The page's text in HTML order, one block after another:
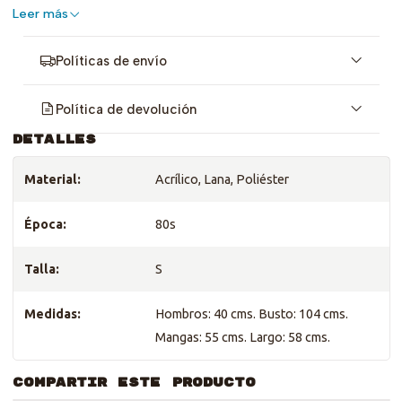
Leer más
Políticas de envío
Política de devolución
DETALLES
Material: Acrílico, Lana, Poliéster
Época: 80s
Talla: S
Medidas:
Hombros: 40 cms. Busto: 104 cms.
Mangas: 55 cms. Largo: 58 cms.
COMPARTIR ESTE PRODUCTO